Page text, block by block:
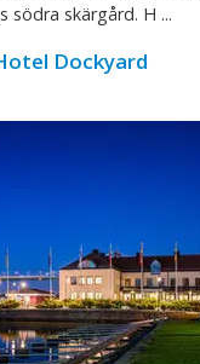
södra skärgård. H ...
Dockyard